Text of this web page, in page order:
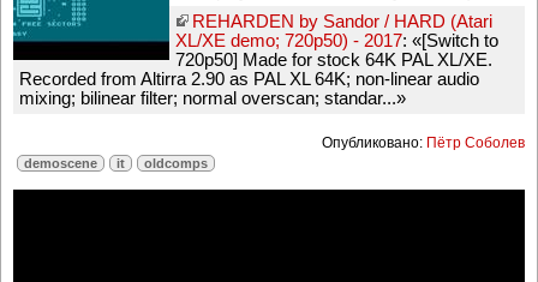
REHARDEN by Sandor / HARD (Atari
XL/XE demo; 720p50) - 2017: «[Switch to
720p50] Made for stock 64K PAL XL/XE.
Recorded from Altirra 2.90 as PAL XL 64K; non-linear audio
mixing; bilinear filter; normal overscan; standar...»
Опубликовано: Пётр Соболев
demoscene it oldcomps